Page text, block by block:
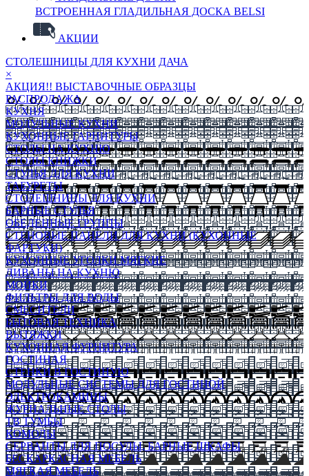
ВСТРОЕННАЯ ГЛАДИЛЬНАЯ ДОСКА BELSI
АКЦИИ
СТОЛЕШНИЦЫ ДЛЯ КУХНИ ДАЧА
×
АКЦИЯ!! ВЫСТАВОЧНЫЕ ОБРАЗЦЫ
РАСПРОДАЖА
КУХНЯ
МОДУЛЬНЫЕ КУХНИ
КУХОННЫЕ ГАРНИТУРЫ
СТОЛЫ НА КУХНЮ
СТОЛЫ КНИЖКИ
СТУЛЬЯ ДЛЯ КУХНИ
ТАБУРЕТЫ
СТОЛЕШНИЦЫ ДЛЯ КУХНИ
БАРНЫЕ СТУЛЬЯ
ОБЕДЕННЫЕ ГРУППЫ
СТЕНОВЫЕ ПАНЕЛИ ДЛЯ КУХНИ (КУХОННЫЕ
ФАРТУКИ)
КУХОННЫЕ УГОЛКИ МЯГКИЕ
ДИВАНЫ НА КУХНЮ
МОЙКИ
ФИЛЬТРЫ ДЛЯ ВОДЫ
СМЕСИТЕЛИ
БЫТОВАЯ ТЕХНИКА
ВЫТЯЖКИ
КУХОННАЯ ФУРНИТУРА
ГОСТИНАЯ
СТЕНКИ В ГОСТИНУЮ
МОДУЛЬНЫЕ СИСТЕМЫ ДЛЯ ГОСТИНОЙ
ЭЛЕКТРОКАМИНЫ
ЖУРНАЛЬНЫЕ СТОЛЫ
ТВ ТУМБЫ
КОМОДЫ
СЕРВАНТЫ ДЛЯ ПОСУДЫ, БАРНЫЕ ШКАФЫ
БЕСКАРКАСНАЯ МЕБЕЛЬ
МЯГКАЯ МЕБЕЛЬ